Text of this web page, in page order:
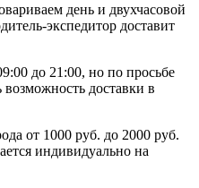
день и двухчасовой
экспедитор доставит
до 21:00, но по просьбе
доставки в
от 1000 руб. до 2000 руб.
индивидуально на